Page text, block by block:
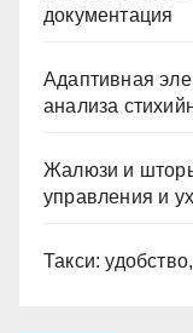
документация
Адаптивная
анализа
Жалюзи и
управления и
Такси: